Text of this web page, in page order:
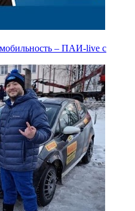
– ПАИ-live с